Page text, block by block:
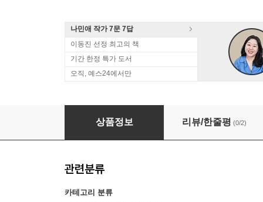
나민애 작가 7문 7답
이동진 선정 최고의 책
기간 한정 특가 도서
오직, 예스24에서만
[RBTI] SABF 책여사와 독서로 마음의 낙차를
상품정보 리뷰/한줄평 (0/2)
관련분류
카테고리 분류